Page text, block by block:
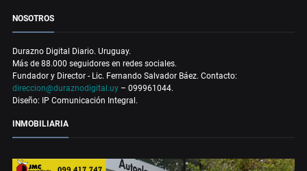
NOSOTROS
Durazno Digital Diario. Uruguay.
Más de 88.000 seguidores en redes sociales.
Fundador y Director - Lic. Fernando Salvador Báez. Contacto:
direccion@duraznodigital.uy – 099961044.
Diseño: IP Comunicación Integral.
INMOBILIARIA